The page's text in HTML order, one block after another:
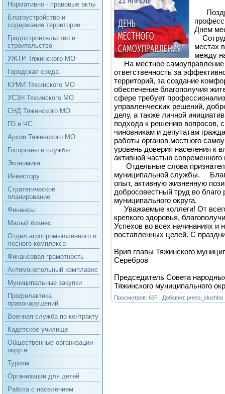
Нормативно - правовые акты
Благоустройство и
содержание территории
Градостроительство и
строительство
УЖТР Тяжинского МО
Городская среда
КУМИ Тяжинского МО
УСЗН Тяжинского МО
СНД Тяжинского МО
ГО и ЧС
Архив Тяжинского МО
Госорганы и службы
Экономика
Инвестору
Стратегическое
планирование
Финансы
Малый бизнес
Отдел агропромышленного и
лесного комплекса
Финансовая грамотность
Антимонопольный комплаенс
Муниципальные закупки
Профилактика
правонарушений
Военная служба по контракту
Кадетское училище
Общественные организации
округа
Туризм
Организации для детей
Работа с населением
Днем
местах
между
На местное самоуправление
ответственность за
территорий, за создание
обеспечение благополучия
сфере требует
управленческих решений,
делу, а также личной
подхода к решению вопросов,
чиновникам и депутатам
работы органов местного
уровень доверия населения к
активной частью
Отдельные слова
муниципальной службы.
опыт, активную жизненную
добросовестный труд во благо
муниципального округа.
Уважаемые коллеги! От
крепкого здоровья,
Успехов во всех начинаниях и
поставленных целей. С
Врип главы Тяжинского
Серебров
Председатель Совета
Тяжинского муниципального
Просмотров: 637 | Добавил: press_sluzhba